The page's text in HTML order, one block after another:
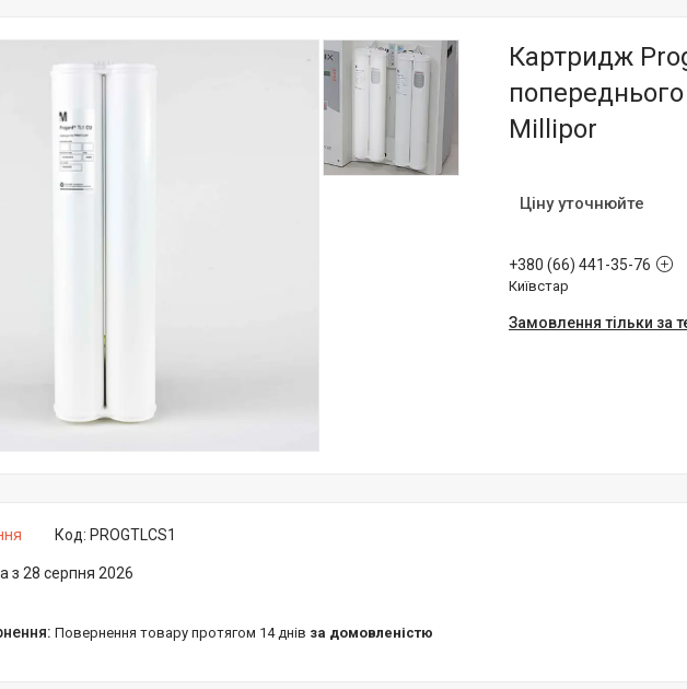
Картридж
Millipor
Ціну уточнюйте
+380 (66) 441-35-76
Київстар
Замовлення тільки за
Код: PROGTLCS1
з 28 серпня 2026
повернення товару протягом 14 днів за домовленістю